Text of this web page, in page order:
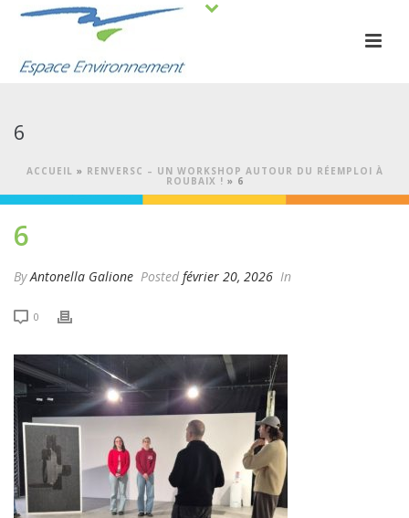
6
ACCUEIL » RENVERSC – UN WORKSHOP AUTOUR DU RÉEMPLOI À
ROUBAIX ! » 6
6
ByAntonella Galione Posted février 20, 2026 In
0